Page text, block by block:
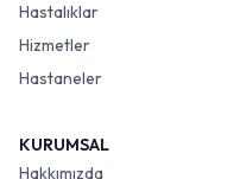
Hastalıklar
Hizmetler
Hastaneler
KURUMSAL
Hakkımızda